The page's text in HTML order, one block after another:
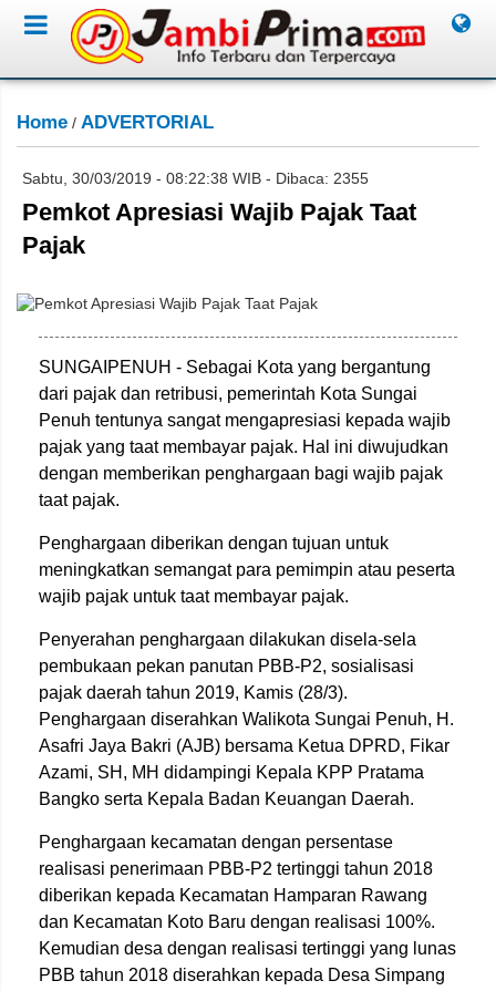
Home / ADVERTORIAL
Sabtu, 30/03/2019 - 08:22:38 WIB - Dibaca: 2355
Pemkot Apresiasi Wajib Pajak Taat
Pajak
SUNGAIPENUH - Sebagai Kota yang bergantung
dari pajak dan retribusi, pemerintah Kota Sungai
Penuh tentunya sangat mengapresiasi kepada wajib
pajak yang taat membayar pajak. Hal ini diwujudkan
dengan memberikan penghargaan bagi wajib pajak
taat pajak.
Penghargaan diberikan dengan tujuan untuk
meningkatkan semangat para pemimpin atau peserta
wajib pajak untuk taat membayar pajak.
Penyerahan penghargaan dilakukan disela-sela
pembukaan pekan panutan PBB-P2, sosialisasi
pajak daerah tahun 2019, Kamis (28/3).
Penghargaan diserahkan Walikota Sungai Penuh, H.
Asafri Jaya Bakri (AJB) bersama Ketua DPRD, Fikar
Azami, SH, MH didampingi Kepala KPP Pratama
Bangko serta Kepala Badan Keuangan Daerah.
Penghargaan kecamatan dengan persentase
realisasi penerimaan PBB-P2 tertinggi tahun 2018
diberikan kepada Kecamatan Hamparan Rawang
dan Kecamatan Koto Baru dengan realisasi 100%.
Kemudian desa dengan realisasi tertinggi yang lunas
PBB tahun 2018 diserahkan kepada Desa Simpang